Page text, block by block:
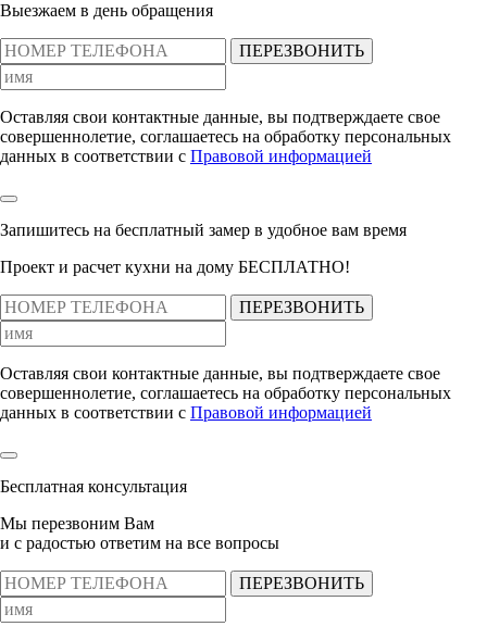
Выезжаем в день обращения
ПЕРЕЗВОНИТЬ
Оставляя свои контактные данные, вы подтверждаете свое
совершеннолетие, соглашаетесь на обработку персональных
данных в соответствии с Правовой информацией
Запишитесь на бесплатный замер в удобное вам время
Проект и расчет кухни на дому БЕСПЛАТНО!
ПЕРЕЗВОНИТЬ
Оставляя свои контактные данные, вы подтверждаете свое
совершеннолетие, соглашаетесь на обработку персональных
данных в соответствии с Правовой информацией
Бесплатная консультация
Мы перезвоним Вам
и с радостью ответим на все вопросы
ПЕРЕЗВОНИТЬ